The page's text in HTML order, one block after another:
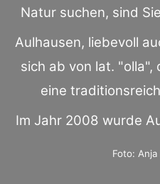
Natur suchen, sind
Aulhausen, liebevoll
sich ab von lat.
eine
Im Jahr 2008 wurde
Foto: